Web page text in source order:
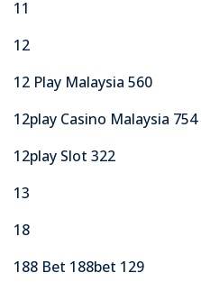
11
12
12 Play Malaysia 560
12play Casino Malaysia 754
12play Slot 322
13
18
188 Bet 188bet 129